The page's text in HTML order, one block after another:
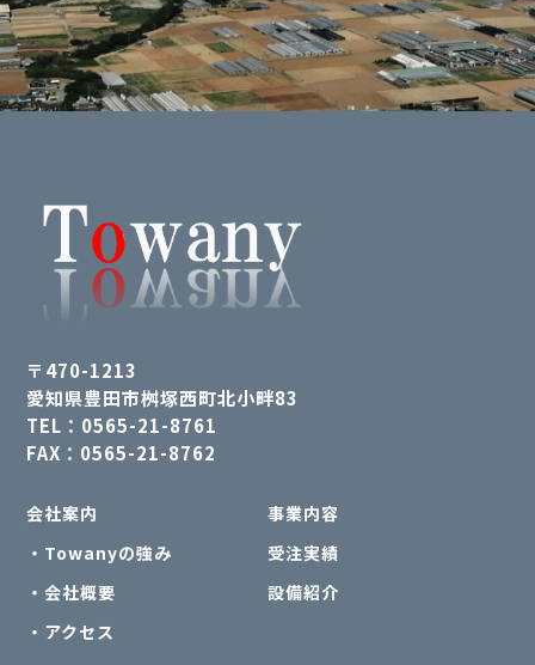
〒470-1213
愛知県豊田市桝塚西町北小畔83
TEL：0565-21-8761
FAX：0565-21-8762
会社案内
・Towanyの強み
・会社概要
・アクセス
事業内容
受注実績
設備紹介